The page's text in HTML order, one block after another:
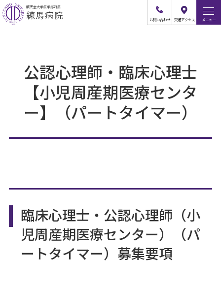
順天堂大学医学部附属
練馬病院 お問い合わせ 交通アクセス メニュー
公認心理師・臨床心理士
【小児周産期医療センタ
ー】（パートタイマー）
臨床心理士・公認心理師（小
児周産期医療センター）（パ
ートタイマー）募集要項